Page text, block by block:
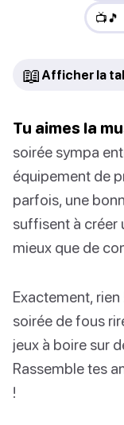
📖 Afficher la
Tu aimes la
soirée sympa
équipement de
parfois, une
suffisent à créer
mieux que de
Exactement,
soirée de fous
jeux à boire sur
Rassemble tes
!